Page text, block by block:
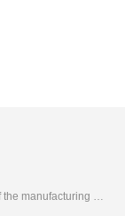
Development, design, production and sales in one of the manufacturing enterprises